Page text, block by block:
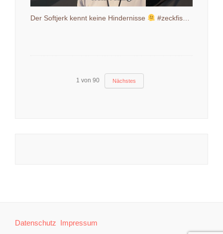
Der Softjerk kennt keine Hindernisse #zeckfishing #shakystick #barschangeln
1 von 90 Nächstes
Datenschutz Impressum